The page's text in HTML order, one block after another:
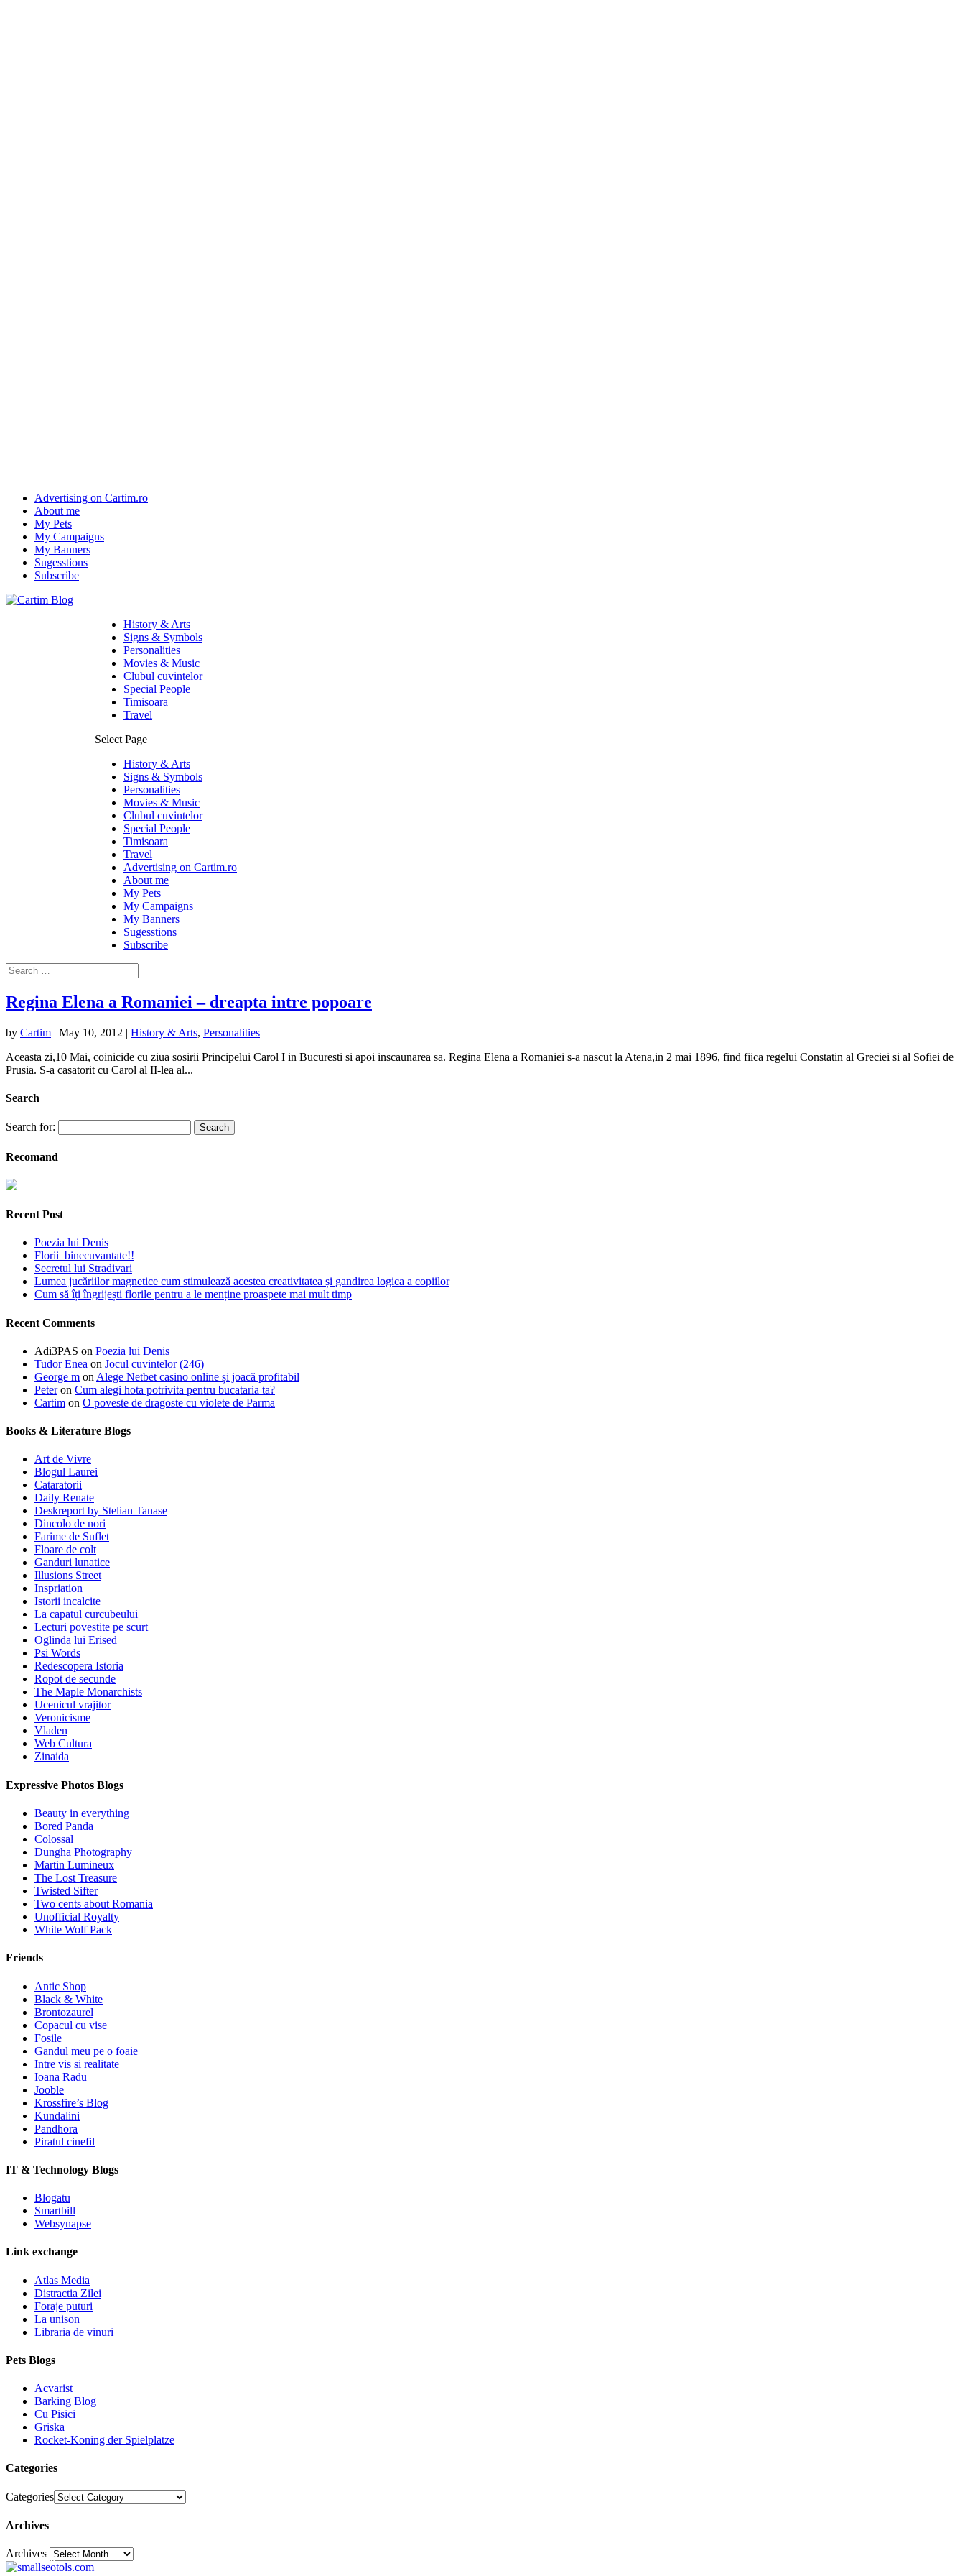
Advertising on Cartim.ro
About me
My Pets
My Campaigns
My Banners
Sugesstions
Subscribe
History & Arts
Signs & Symbols
Personalities
Movies & Music
Clubul cuvintelor
Special People
Timisoara
Travel
Select Page
History & Arts
Signs & Symbols
Personalities
Movies & Music
Clubul cuvintelor
Special People
Timisoara
Travel
Advertising on Cartim.ro
About me
My Pets
My Campaigns
My Banners
Sugesstions
Subscribe
Regina Elena a Romaniei – dreapta intre popoare
by Cartim | May 10, 2012 | History & Arts, Personalities
Aceasta zi,10 Mai, coinicide cu ziua sosirii Principelui Carol I in Bucuresti si apoi inscaunarea sa. Regina Elena a Romaniei s-a nascut la Atena,in 2 mai 1896, find fiica regelui Constatin al Greciei si al Sofiei de
Prusia. S-a casatorit cu Carol al II-lea al...
Search
Search for:
Recomand
Recent Post
Poezia lui Denis
Florii binecuvantate!!
Secretul lui Stradivari
Lumea jucăriilor magnetice cum stimulează acestea creativitatea și gandirea logica a copiilor
Cum să îți îngrijești florile pentru a le menține proaspete mai mult timp
Recent Comments
Adi3PAS on Poezia lui Denis
Tudor Enea on Jocul cuvintelor (246)
George m on Alege Netbet casino online și joacă profitabil
Peteron Cum alegi hota potrivita pentru bucataria ta?
Cartim on O poveste de dragoste cu violete de Parma
Books & Literature Blogs
Art de Vivre
Blogul Laurei
Cataratorii
Daily Renate
Deskreport by Stelian Tanase
Dincolo de nori
Farime de Suflet
Floare de colt
Ganduri lunatice
Illusions Street
Inspriation
Istorii incalcite
La capatul curcubeului
Lecturi povestite pe scurt
Oglinda lui Erised
Psi Words
Redescopera Istoria
Ropot de secunde
The Maple Monarchists
Ucenicul vrajitor
Veronicisme
Vladen
Web Cultura
Zinaida
Expressive Photos Blogs
Beauty in everything
Bored Panda
Colossal
Dungha Photography
Martin Lumineux
The Lost Treasure
Twisted Sifter
Two cents about Romania
Unofficial Royalty
White Wolf Pack
Friends
Antic Shop
Black & White
Brontozaurel
Copacul cu vise
Fosile
Gandul meu pe o foaie
Intre vis si realitate
Ioana Radu
Jooble
Krossfire’s Blog
Kundalini
Pandhora
Piratul cinefil
IT & Technology Blogs
Blogatu
Smartbill
Websynapse
Link exchange
Atlas Media
Distractia Zilei
Foraje puturi
La unison
Libraria de vinuri
Pets Blogs
Acvarist
Barking Blog
Cu Pisici
Griska
Rocket-Koning der Spielplatze
Categories
Categories
Archives
Archives30